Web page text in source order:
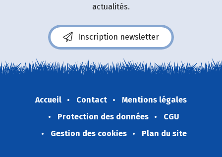
actualités.
Inscription newsletter
Accueil Contact
Mentions légales
Protection des données
CGU
Gestion des cookies
Plan du site